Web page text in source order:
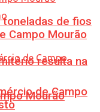
resulta na
Mourão
de fios
Campo Mourão
de Campo